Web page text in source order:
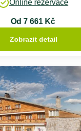
Online rezervace
Od 7 661 Kč
Zobrazit detail